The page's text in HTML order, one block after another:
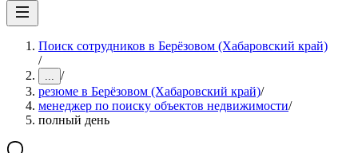
Поиск сотрудников в Берёзовом (Хабаровский край)
/
... /
резюме в Берёзовом (Хабаровский край)/
менеджер по поиску объектов недвижимости/
полный день